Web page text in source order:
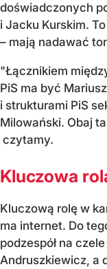
doświadczonych
i Jacku Kurskim.
– mają nadawać
"Łącznikiem
PiS ma być
i strukturami PiS
Milowański. Obaj
czytamy.
Kluczowa
Kluczową rolę w
ma internet. Do
podzespół na
Andruszkiewicz, a